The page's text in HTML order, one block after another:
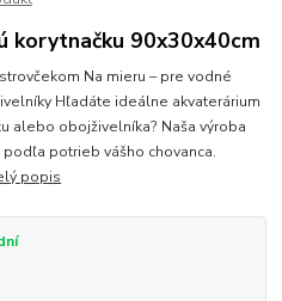
korytnačku 90x30x40cm
Na mieru – pre vodné
Hľadáte ideálne akvaterárium
alebo obojživelníka? Naša výroba
potrieb vášho chovanca.
popis